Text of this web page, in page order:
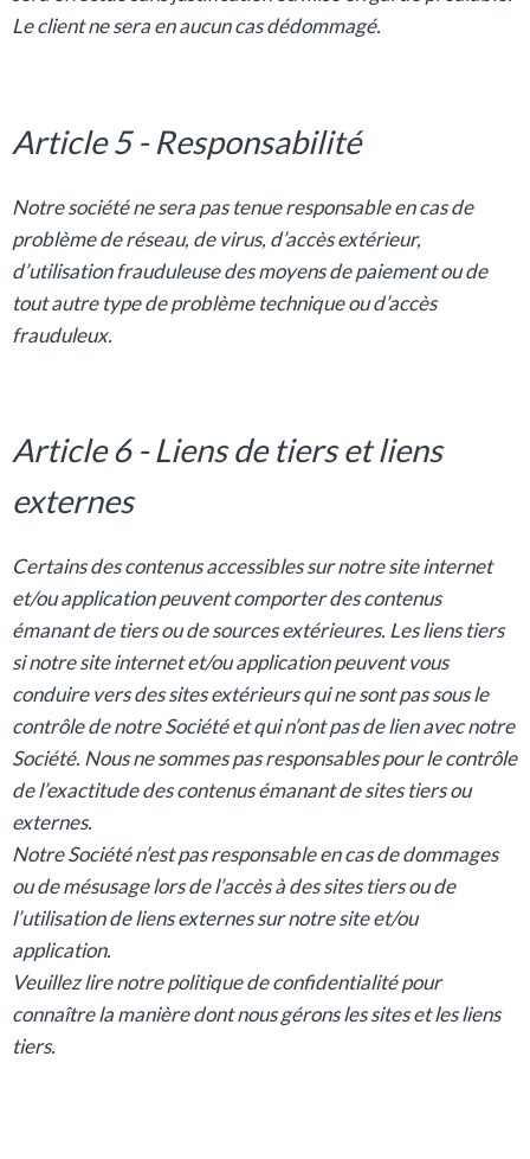
Le client ne sera en aucun cas dédommagé.
Article 5 - Responsabilité
Notre société ne sera pas tenue responsable en cas de
problème de réseau, de virus, d’accès extérieur,
d’utilisation frauduleuse des moyens de paiement ou de
tout autre type de problème technique ou d’accès
frauduleux.
Article 6 - Liens de tiers et liens
externes
Certains des contenus accessibles sur notre site internet
et/ou application peuvent comporter des contenus
émanant de tiers ou de sources extérieures. Les liens tiers
si notre site internet et/ou application peuvent vous
conduire vers des sites extérieurs qui ne sont pas sous le
contrôle de notre Société et qui n’ont pas de lien avec notre
Société. Nous ne sommes pas responsables pour le contrôle
de l’exactitude des contenus émanant de sites tiers ou
externes.
Notre Société n’est pas responsable en cas de dommages
ou de mésusage lors de l’accès à des sites tiers ou de
l’utilisation de liens externes sur notre site et/ou
application.
Veuillez lire notre politique de confidentialité pour
connaître la manière dont nous gérons les sites et les liens
tiers.